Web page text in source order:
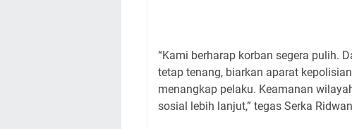
“Kami berharap korban segera pulih.
tetap tenang, biarkan aparat
menangkap pelaku. Keamanan
sosial lebih lanjut,” tegas Serka